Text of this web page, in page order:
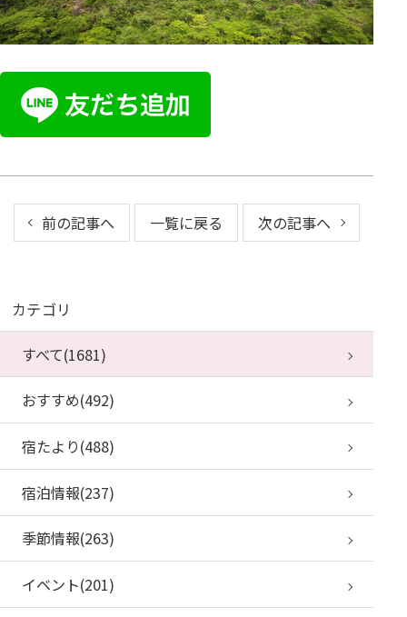
前の記事へ 一覧に戻る 次の記事へ
カテゴリ
すべて(1681)
おすすめ(492)
宿たより(488)
宿泊情報(237)
季節情報(263)
イベント(201)